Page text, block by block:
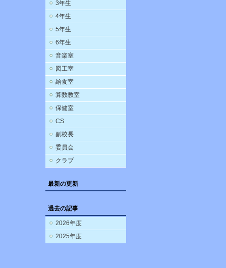
3年生
4年生
5年生
6年生
音楽室
図工室
給食室
算数教室
保健室
CS
副校長
委員会
クラブ
最新の更新
過去の記事
2026年度
2025年度